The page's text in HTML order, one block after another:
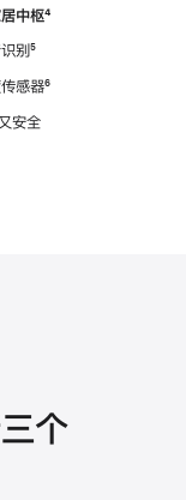
中枢脚
⁴
别脚
⁵
感器脚
⁶
安全
个